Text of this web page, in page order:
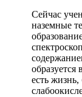
Сейчас
наземные
есть